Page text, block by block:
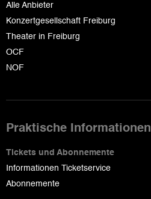
Alle Anbieter
Konzertgesellschaft Freiburg
Theater in Freiburg
OCF
NOF
Praktische Informationen
Tickets und Abonnemente
Informationen Ticketservice
Abonnemente